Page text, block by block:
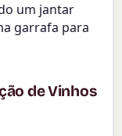
um jantar
garrafa para
de Vinhos